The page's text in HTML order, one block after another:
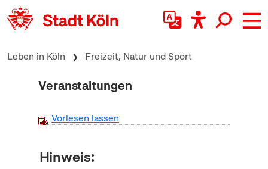
zum Inhalt springen
Leben in Köln Freizeit, Natur und Sport
Veranstaltungen
Vorlesen lassen
Hinweis: